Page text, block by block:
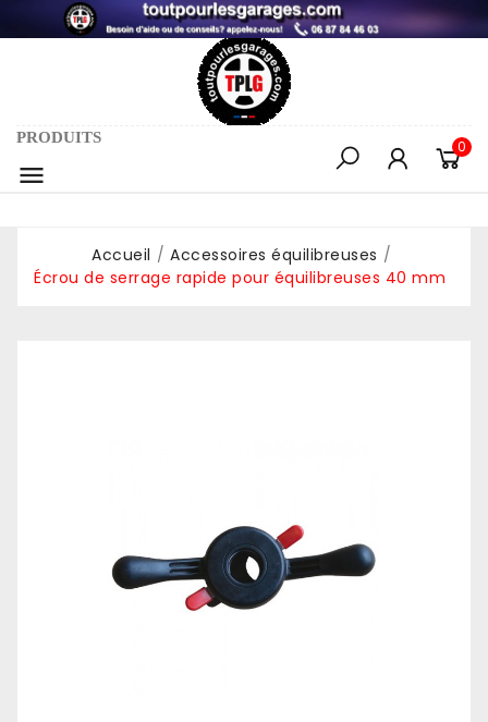
PRODUITS

0
Accueil
Accessoires équilibreuses
Écrou de serrage rapide pour équilibreuses 40 mm